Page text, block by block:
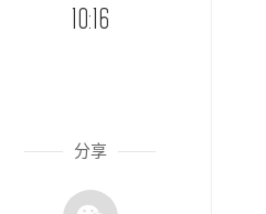
10:16
分享